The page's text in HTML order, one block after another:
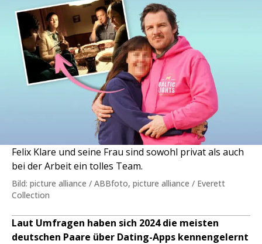
Felix Klare und seine Frau sind sowohl privat als auch
bei der Arbeit ein tolles Team.
Bild: picture alliance / ABBfoto, picture alliance / Everett
Collection
Laut Umfragen haben sich 2024 die meisten
deutschen Paare über Dating-Apps kennengelernt